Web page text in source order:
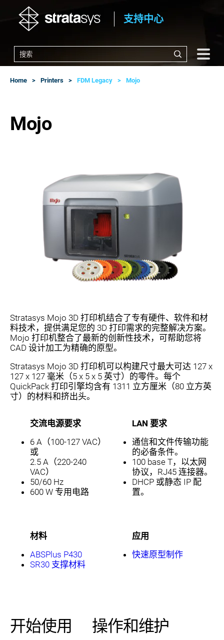
支持中心
Home Printers FDM Legacy Mojo
Mojo
Stratasys Mojo 3D 打印机结合了专有硬件、软件和材
料技术，提供满足您的 3D 打印需求的完整解决方案。
Mojo 打印机整合了最新的创新性技术，可帮助您将
CAD 设计加工为精确的原型。
Stratasys Mojo 3D 打印机可以构建尺寸最大可达 127 x
127 x 127 毫米（5 x 5 x 5 英寸）的零件。每个
QuickPack 打印引擎均含有 1311 立方厘米（80 立方英
寸）的材料和挤出头。
交流电源要求
6 A（100-127 VAC）
或
2.5 A（220-240
VAC）
50/60 Hz
600 W 专用电路
LAN 要求
通信和文件传输功能
的必备条件。
100 base T，以太网
协议，RJ45 连接器。
DHCP 或静态 IP 配
置。
材料
ABSPlus P430
SR30 支撑材料
应用
快速原型制作
开始使用
操作和维护